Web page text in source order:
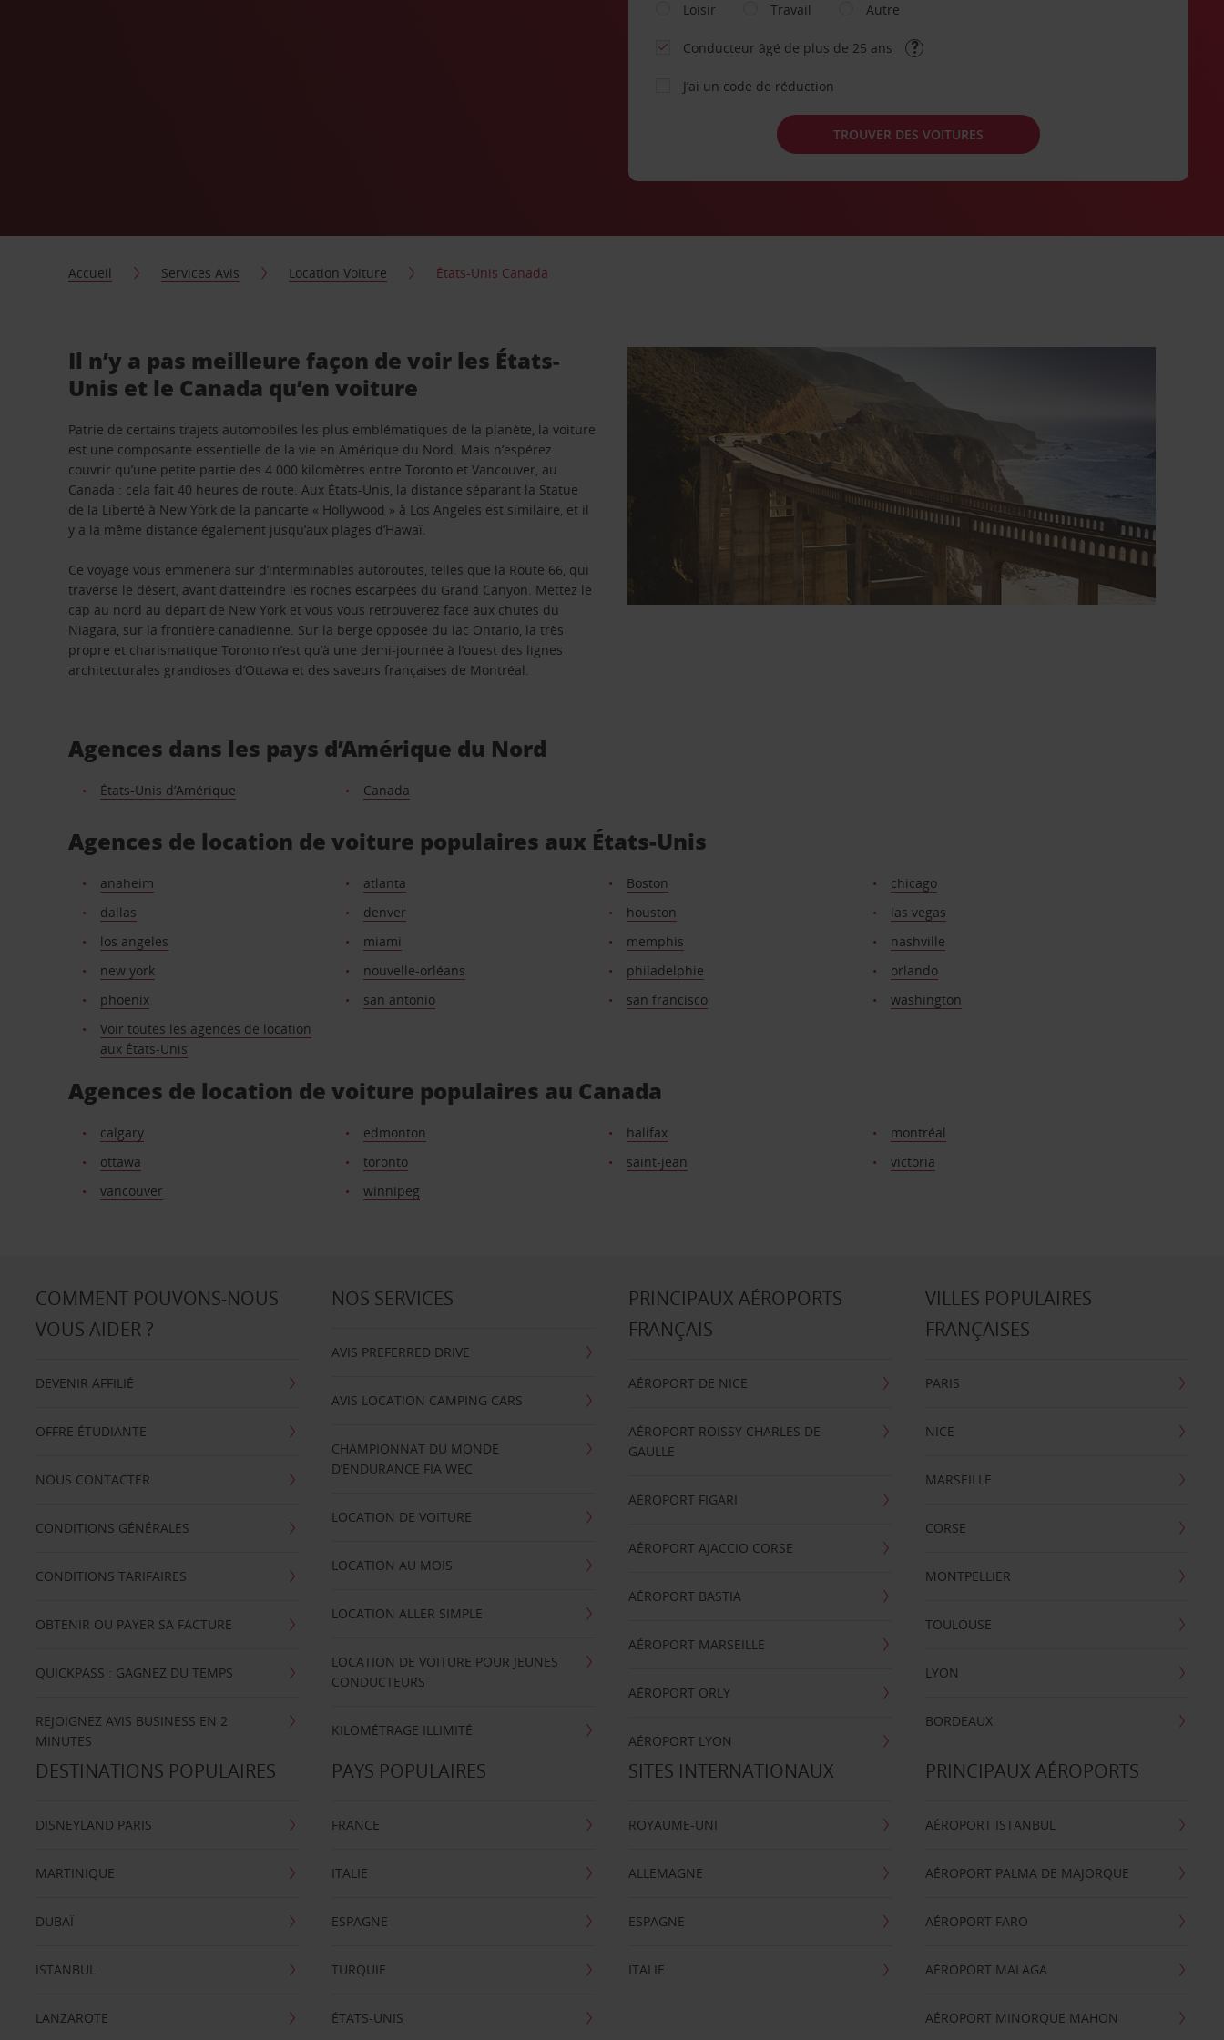
Loisir
Travail Autre
Conducteur âgé de plus de 25 ans
J’ai un code de réduction
TROUVER DES VOITURES
Accueil Services Avis Location Voiture États-Unis Canada
Il n’y a pas meilleure façon de voir les États-
Unis et le Canada qu’en voiture
Patrie de certains trajets automobiles les plus emblématiques de la planète, la voiture
est une composante essentielle de la vie en Amérique du Nord. Mais n’espérez
couvrir qu’une petite partie des 4 000 kilomètres entre Toronto et Vancouver, au
Canada : cela fait 40 heures de route. Aux États-Unis, la distance séparant la Statue
de la Liberté à New York de la pancarte « Hollywood » à Los Angeles est similaire, et il
y a la même distance également jusqu’aux plages d’Hawaï.
Ce voyage vous emmènera sur d’interminables autoroutes, telles que la Route 66, qui
traverse le désert, avant d’atteindre les roches escarpées du Grand Canyon. Mettez le
cap au nord au départ de New York et vous vous retrouverez face aux chutes du
Niagara, sur la frontière canadienne. Sur la berge opposée du lac Ontario, la très
propre et charismatique Toronto n’est qu’à une demi-journée à l’ouest des lignes
architecturales grandioses d’Ottawa et des saveurs françaises de Montréal.
Agences dans les pays d’Amérique du Nord
États-Unis d’Amérique Canada
Agences de location de voiture populaires aux États-Unis
anaheim atlanta Boston
chicago
dallas
denver houston
las vegas
los angeles
miami memphis
nashville
new york
nouvelle-orléans philadelphie
orlando
phoenix
san antonio san francisco
washington
Voir toutes les agences de location
aux États-Unis
Agences de location de voiture populaires au Canada
calgary edmonton halifax
montréal
ottawa
toronto saint-jean
victoria
vancouver
winnipeg
COMMENT POUVONS-NOUS
VOUS AIDER ?
DEVENIR AFFILIÉ
OFFRE ÉTUDIANTE
NOUS CONTACTER
CONDITIONS GÉNÉRALES
CONDITIONS TARIFAIRES
OBTENIR OU PAYER SA FACTURE
QUICKPASS : GAGNEZ DU TEMPS
REJOIGNEZ AVIS BUSINESS EN 2
MINUTES
NOS SERVICES
AVIS PREFERRED DRIVE
AVIS LOCATION CAMPING CARS
CHAMPIONNAT DU MONDE
D’ENDURANCE FIA WEC
LOCATION DE VOITURE
LOCATION AU MOIS
LOCATION ALLER SIMPLE
LOCATION DE VOITURE POUR JEUNES
CONDUCTEURS
KILOMÉTRAGE ILLIMITÉ
PRINCIPAUX AÉROPORTS
FRANÇAIS
AÉROPORT DE NICE
AÉROPORT ROISSY CHARLES DE
GAULLE
AÉROPORT FIGARI
AÉROPORT AJACCIO CORSE
AÉROPORT BASTIA
AÉROPORT MARSEILLE
AÉROPORT ORLY
AÉROPORT LYON
VILLES POPULAIRES
FRANÇAISES
PARIS
NICE
MARSEILLE
CORSE
MONTPELLIER
TOULOUSE
LYON
BORDEAUX
DESTINATIONS POPULAIRES
DISNEYLAND PARIS
MARTINIQUE
DUBAÏ
ISTANBUL
LANZAROTE
PAYS POPULAIRES
FRANCE
ITALIE
ESPAGNE
TURQUIE
ÉTATS-UNIS
SITES INTERNATIONAUX
ROYAUME-UNI
ALLEMAGNE
ESPAGNE
ITALIE
PRINCIPAUX AÉROPORTS
AÉROPORT ISTANBUL
AÉROPORT PALMA DE MAJORQUE
AÉROPORT FARO
AÉROPORT MALAGA
AÉROPORT MINORQUE MAHON